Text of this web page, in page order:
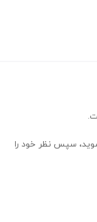
سپس نظر خود را